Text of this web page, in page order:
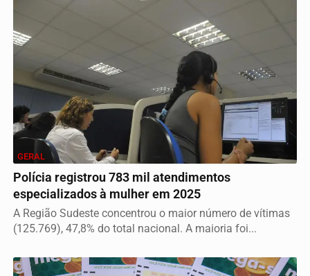
GERAL
Polícia registrou 783 mil atendimentos
especializados à mulher em 2025
A Região Sudeste concentrou o maior número de vítimas
(125.769), 47,8% do total nacional. A maioria foi...